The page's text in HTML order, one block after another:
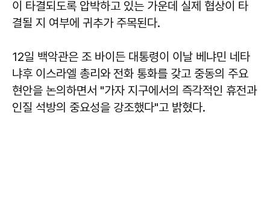
이 타결되도록 압박하고 있는 가운데 실제 협상이 타
결될 지 여부에 귀추가 주목된다.
12일 백악관은 조 바이든 대통령이 이날 베냐민 네타
냐후 이스라엘 총리와 전화 통화를 갖고 중동의 주요
현안을 논의하면서 "가자 지구에서의 즉각적인 휴전과
인질 석방의 중요성을 강조했다"고 밝혔다.